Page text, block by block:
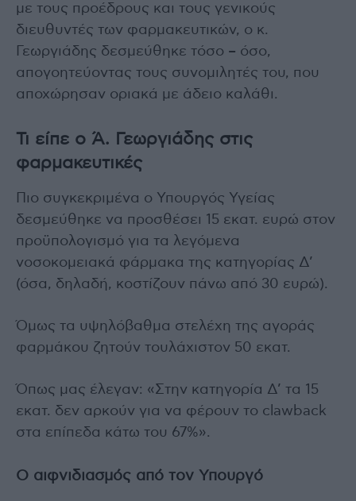
με τους προέδρους και τους γενικούς
διευθυντές των φαρμακευτικών, ο κ.
Γεωργιάδης δεσμεύθηκε τόσο – όσο,
απογοητεύοντας τους συνομιλητές του, που
αποχώρησαν οριακά με άδειο καλάθι.
Τι είπε ο Ά. Γεωργιάδης στις
φαρμακευτικές
Πιο συγκεκριμένα ο Υπουργός Υγείας
δεσμεύθηκε να προσθέσει 15 εκατ. ευρώ στον
προϋπολογισμό για τα λεγόμενα
νοσοκομειακά φάρμακα της κατηγορίας Δ’
(όσα, δηλαδή, κοστίζουν πάνω από 30 ευρώ).
Όμως τα υψηλόβαθμα στελέχη της αγοράς
φαρμάκου ζητούν τουλάχιστον 50 εκατ.
Όπως μας έλεγαν: «Στην κατηγορία Δ’ τα 15
εκατ. δεν αρκούν για να φέρουν το clawback
στα επίπεδα κάτω του 67%».
Ο αιφνιδιασμός από τον Υπουργό